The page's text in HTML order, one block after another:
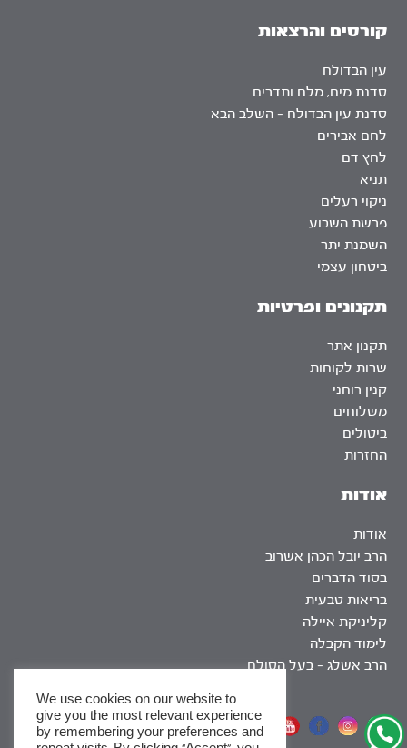
אודות
אודות
הרב יובל הכהן אשרוב
בסוד הדברים
בריאות טבעית
קליניקת איילה
לימוד הקבלה
הרב אשלג – בעל הסולם
קורסים והרצאות
עין הבדולח
סדנת מים, מלח ותדרים
סדנת עין הבדולח – השלב הבא
לחם אבירים
לחץ דם
תניא
ניקוי רעלים
פרשת השבוע
השמנת יתר
ביטחון עצמי
תקנונים ופרטיות
תקנון אתר
שרות לקוחות
קנין רוחני
משלוחים
ביטולים
החזרות
אתר שומר שבת
We use cookies on our website to
give you the most relevant experience
by remembering your preferences and